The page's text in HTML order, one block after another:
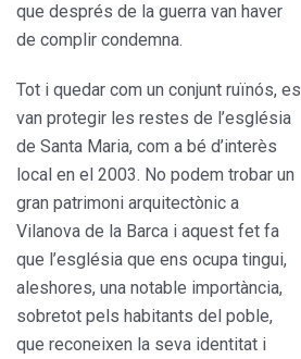
que després de la guerra van haver
de complir condemna.
Tot i quedar com un conjunt ruïnós, es
van protegir les restes de l’església
de Santa Maria, com a bé d’interès
local en el 2003. No podem trobar un
gran patrimoni arquitectònic a
Vilanova de la Barca i aquest fet fa
que l’església que ens ocupa tingui,
aleshores, una notable importància,
sobretot pels habitants del poble,
que reconeixen la seva identitat i